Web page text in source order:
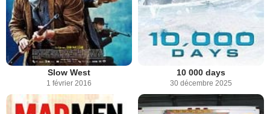
Slow West
1 février 2016
10 000 days
30 décembre 2025